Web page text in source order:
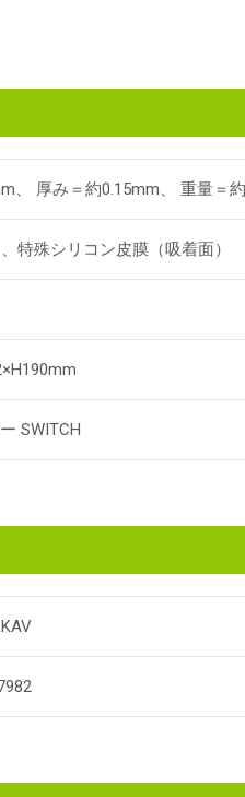
、 厚み＝約0.15mm、 重量＝
特殊シリコン皮膜（吸着面）
SWITCH